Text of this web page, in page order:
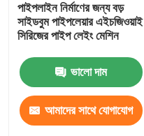
পাইপলাইন স্তর
পে ওয়েল্ডার
ম্যান্ড্রেল পাইপ নমন মেশিন
পাইপলাইন নির্মাণের জন্য বড়
সাইডবুম পাইপলেয়ার এইচজিওয়াই
সিরিজের পাইপ লেইং মেশিন
ভালো দাম
আমাদের সাথে যোগাযোগ